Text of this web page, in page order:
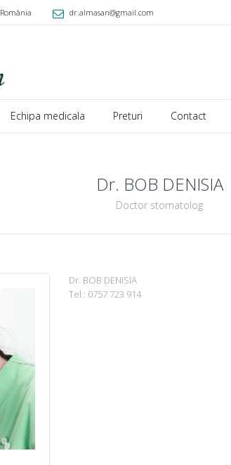
România dr.almasan@gmail.com
Echipa medicala Preturi Contact
Dr. BOB DENISIA
Doctor stomatolog
Dr. BOB DENISIA
Tel.: 0757 723 914